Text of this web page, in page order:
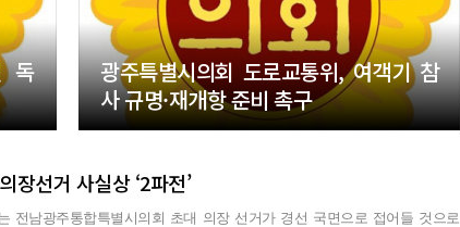
독
광주특별시의회 도로교통위, 여객기 참
사 규명·재개항 준비 촉구
장선거 사실상 ‘2파전’
전남광주통합특별시의회 초대 의장 선거가 경선 국면으로 접어들 것으로